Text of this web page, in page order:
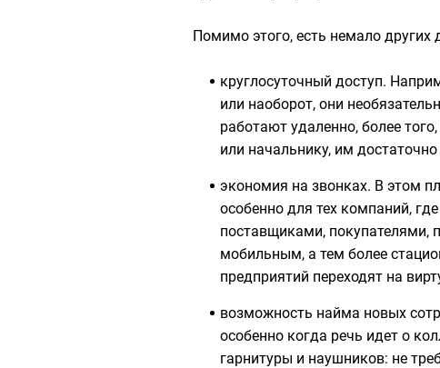
Помимо этого, есть немало других
круглосуточный доступ.
или наоборот, они
работают удаленно, более
или начальнику, им
экономия на звонках. В этом
особенно для тех компаний,
поставщиками, покупателями,
мобильным, а тем более
предприятий переходят на
возможность найма новых
особенно когда речь идет о
гарнитуры и наушников: не